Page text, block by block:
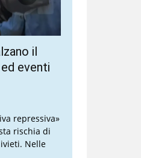
il
eventi
repressiva»
rischia di
Nelle